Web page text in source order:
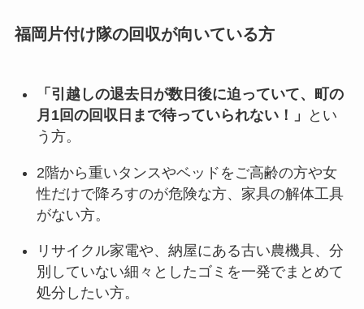
福岡片付け隊の回収が向いている方
「引越しの退去日が数日後に迫っていて、町の
月1回の回収日まで待っていられない！」
とい
う方。
2階から重いタンスやベッドをご高齢の方や女
性だけで降ろすのが危険な方、家具の解体工具
がない方。
リサイクル家電や、納屋にある古い農機具、分
別していない細々としたゴミを一発でまとめて
処分したい方。